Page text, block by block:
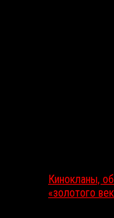
Кинокланы,
«золотого